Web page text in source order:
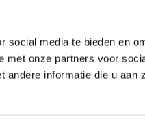
social media te bieden en
met onze partners voor
andere informatie die u aan
hoog